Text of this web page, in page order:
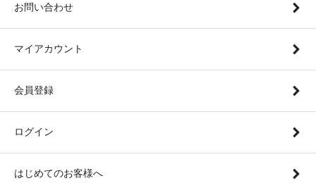
お問い合わせ
マイアカウント
会員登録
ログイン
はじめてのお客様へ